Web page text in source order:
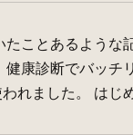
ことあるよう
康診断でバッ
れました。 はじ